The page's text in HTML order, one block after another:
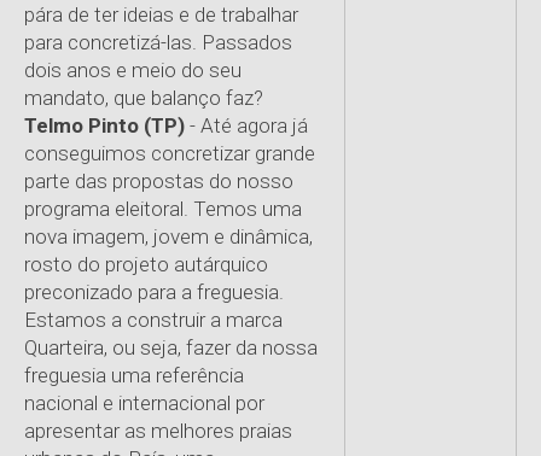
pára de ter ideias e de trabalhar
para concretizá-las. Passados
dois anos e meio do seu
mandato, que balanço faz?
Telmo Pinto (TP) - Até agora já
conseguimos concretizar grande
parte das propostas do nosso
programa eleitoral. Temos uma
nova imagem, jovem e dinâmica,
rosto do projeto autárquico
preconizado para a freguesia.
Estamos a construir a marca
Quarteira, ou seja, fazer da nossa
freguesia uma referência
nacional e internacional por
apresentar as melhores praias